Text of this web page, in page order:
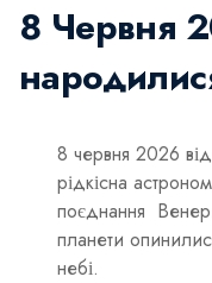
8 Червня
8 червня 2026
рідкісна
поєднання
планети
небі.